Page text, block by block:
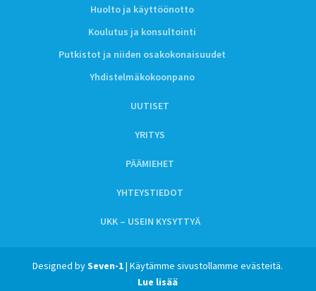
Huolto ja käyttöönotto
Koulutus ja konsultointi
Putkistot ja niiden osakokonaisuudet
Yhdistelmäkokoonpano
UUTISET
YRITYS
PÄÄMIEHET
YHTEYSTIEDOT
UKK – USEIN KYSYTTYÄ
Designed bySeven-1| Käytämme sivustollamme evästeitä.
Lue lisää